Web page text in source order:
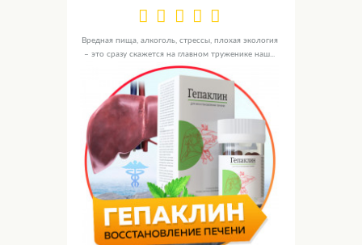
Вредная пища, алкоголь, стрессы, плохая экология
– это сразу скажется на главном труженике наш...